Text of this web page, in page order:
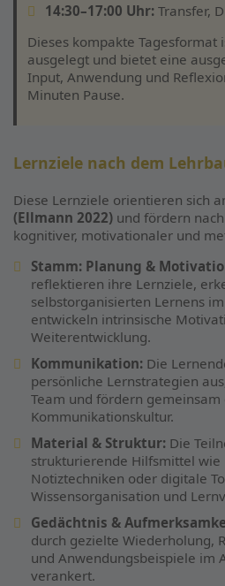
14:30–17:00 Uhr: Transfer,
Dieses kompakte Tagesformat
ausgelegt und bietet eine
Input, Anwendung und
Minuten Pause.
Lernziele nach dem
Diese Lernziele orientieren sich
(Ellmann 2022) und fördern
kognitiver, motivationaler und
Stamm: Planung &
reflektieren ihre Lernziele,
selbstorganisierten Lernens
entwickeln intrinsische
Weiterentwicklung.
Kommunikation: Die
persönliche Lernstrategien
Team und fördern
Kommunikationskultur.
Material & Struktur: Die
strukturierende Hilfsmittel wie
Notiztechniken oder digitale
Wissensorganisation und
Gedächtnis &
durch gezielte Wiederholung,
und Anwendungsbeispiele im
verankert.